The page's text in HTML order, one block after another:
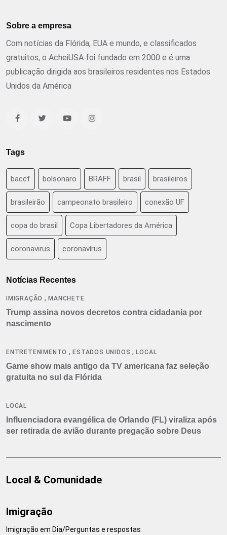
Sobre a empresa
Com notícias da Flórida, EUA e mundo, e classificados
gratuitos, o AcheiUSA foi fundado em 2000 e é uma
publicação dirigida aos brasileiros residentes nos Estados
Unidos da América
Tags
baccf bolsonaro BRAFF brasil brasileiros
brasileirão campeonato brasileiro conexão UF
copa do brasil Copa Libertadores da América
coronavirus coronavírus
Notícias Recentes
IMIGRAÇÃO ,MANCHETE
Trump assina novos decretos contra cidadania por
nascimento
ENTRETENIMENTO ,ESTADOS UNIDOS ,LOCAL
Game show mais antigo da TV americana faz seleção
gratuita no sul da Flórida
LOCAL
Influenciadora evangélica de Orlando (FL) viraliza após
ser retirada de avião durante pregação sobre Deus
Local & Comunidade
Imigração
Imigração em Dia/Perguntas e respostas